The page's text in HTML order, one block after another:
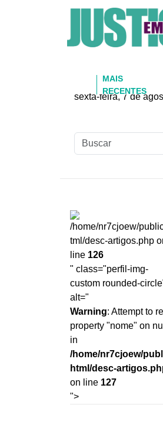
: Undefined array key 0 in/
sexta-feira, 7 de
MAIS
RECENTES
/home/nr7cjoew/
tml/desc-artigos.php
line 126
" class="perfil-img-
custom rounded-
alt="
Warning: Attempt to
property "nome" on null
in
/home/nr7cjoew/
html/desc-
on line 127
">